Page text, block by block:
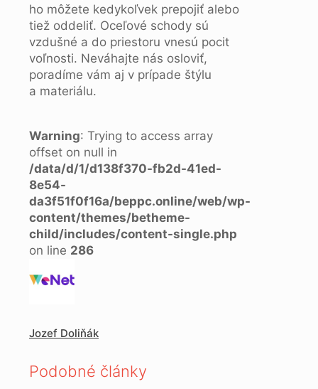
ho môžete kedykoľvek prepojiť alebo
tiež oddeliť. Oceľové schody sú
vzdušné a do priestoru vnesú pocit
voľnosti. Neváhajte nás osloviť,
poradíme vám aj v prípade štýlu
a materiálu.
Warning: Trying to access array
offset on null in
/data/d/1/d138f370-fb2d-41ed-
8e54-
da3f51f0f16a/beppc.online/web/wp-
content/themes/betheme-
child/includes/content-single.php
on line 286
Jozef Doliňák
Podobné články